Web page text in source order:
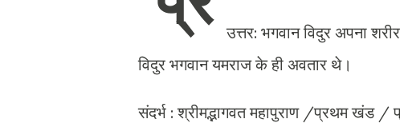
उत्तर: भगवान विदुर अपना
विदुर भगवान यमराज के ही अवतार थे।
संदर्भ : श्रीमद्भागवत महापुराण /